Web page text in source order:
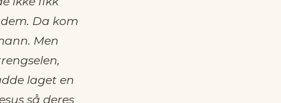
Da kom
Men
laget en
så deres